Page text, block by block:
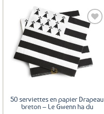
Ajouter
aux
favoris
50 serviettes en papier Drapeau
breton – Le Gwenn ha du